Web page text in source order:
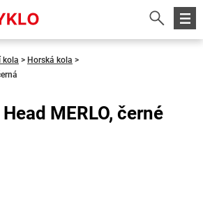
kola > Horská kola >
MERLO, černé